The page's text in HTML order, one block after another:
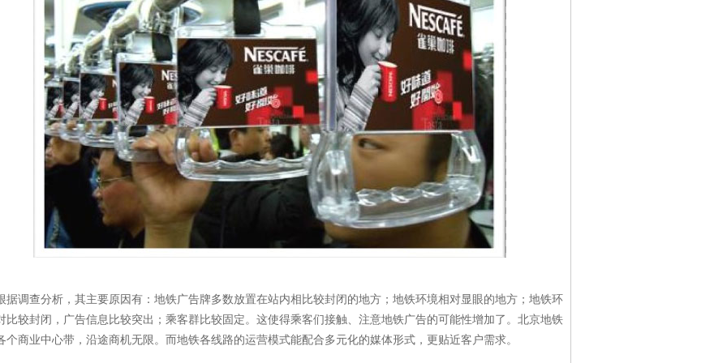
查分析，其主要原因有：地铁广告牌多数放置在站内相比较封闭的地方；地铁环境相对显眼的地方；地铁环
比较封闭，广告信息比较突出；乘客群比较固定。这使得乘客们接触、注意地铁广告的可能性增加了。北京地铁
个商业中心带，沿途商机无限。而地铁各线路的运营模式能配合多元化的媒体形式，更贴近客户需求。